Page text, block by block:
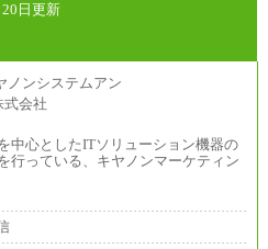
20日更新
中心としたITソリューション機器の
行っている、キヤノンマーケティン